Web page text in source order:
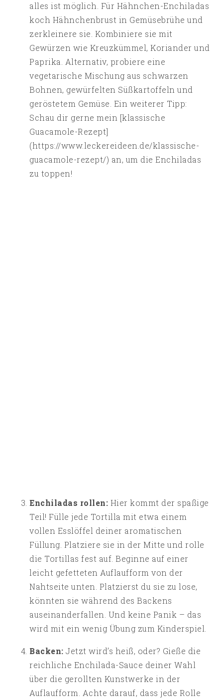
alles ist möglich. Für Hähnchen-Enchiladas
koch Hähnchenbrust in Gemüsebrühe und
zerkleinere sie. Kombiniere sie mit
Gewürzen wie Kreuzkümmel, Koriander und
Paprika. Alternativ, probiere eine
vegetarische Mischung aus schwarzen
Bohnen, gewürfelten Süßkartoffeln und
geröstetem Gemüse. Ein weiterer Tipp:
Schau dir gerne mein [klassische
Guacamole-Rezept]
(https://www.leckereideen.de/klassische-
guacamole-rezept/) an, um die Enchiladas
zu toppen!
Enchiladas rollen: Hier kommt der spaßige
Teil! Fülle jede Tortilla mit etwa einem
vollen Esslöffel deiner aromatischen
Füllung. Platziere sie in der Mitte und rolle
die Tortillas fest auf. Beginne auf einer
leicht gefetteten Auflaufform von der
Nahtseite unten. Platzierst du sie zu lose,
könnten sie während des Backens
auseinanderfallen. Und keine Panik – das
wird mit ein wenig Übung zum Kinderspiel.
Backen: Jetzt wird’s heiß, oder? Gieße die
reichliche Enchilada-Sauce deiner Wahl
über die gerollten Kunstwerke in der
Auflaufform. Achte darauf, dass jede Rolle